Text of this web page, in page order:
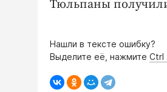
Тюльпаны
Нашли в тексте ошибку?
Выделите её, нажмите Ctrl